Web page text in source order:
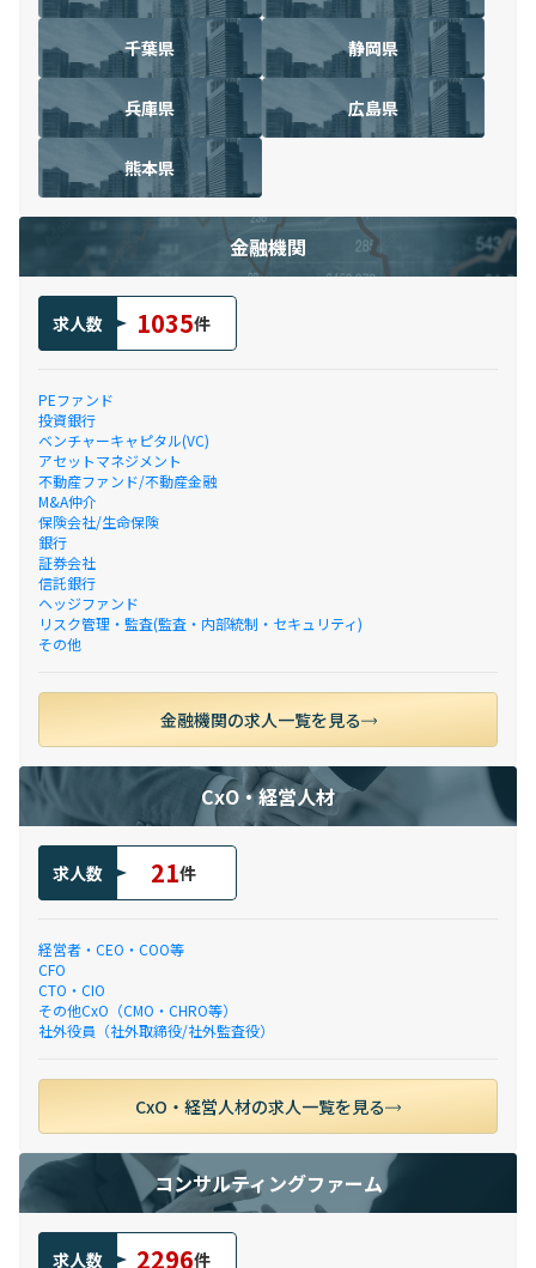
千葉県 静岡県
兵庫県 広島県
熊本県
金融機関
求人数 1035件
PEファンド
投資銀行
ベンチャーキャピタル(VC)
アセットマネジメント
不動産ファンド/不動産金融
M&A仲介
保険会社/生命保険
銀行
証券会社
信託銀行
ヘッジファンド
リスク管理・監査(監査・内部統制・セキュリティ)
その他
金融機関の求人一覧を見る
CxO・経営人材
求人数 21件
経営者・CEO・COO等
CFO
CTO・CIO
その他CxO（CMO・CHRO等）
社外役員（社外取締役/社外監査役）
CxO・経営人材の求人一覧を見る
コンサルティングファーム
求人数 2296件